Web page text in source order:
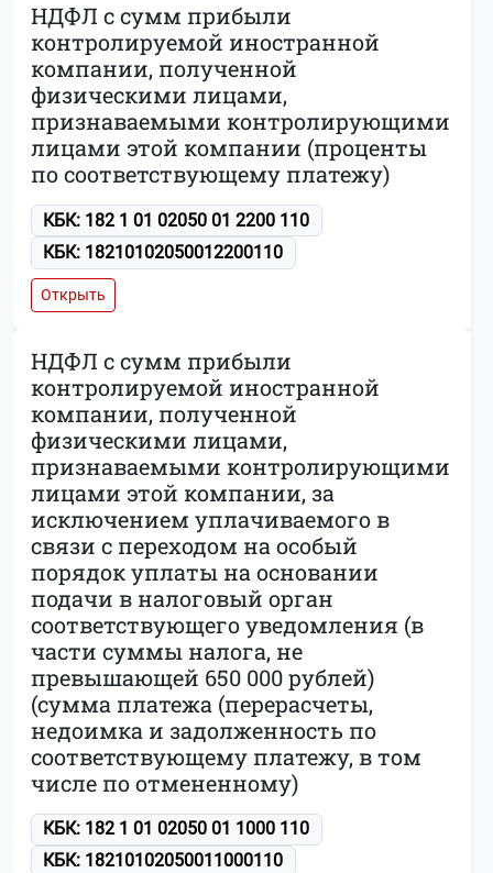
НДФЛ с сумм прибыли
контролируемой иностранной
компании, полученной
физическими лицами,
признаваемыми контролирующими
лицами этой компании (проценты
по соответствующему платежу)
КБК: 182 1 01 02050 01 2200 110
КБК: 18210102050012200110
Открыть
НДФЛ с сумм прибыли
контролируемой иностранной
компании, полученной
физическими лицами,
признаваемыми контролирующими
лицами этой компании, за
исключением уплачиваемого в
связи с переходом на особый
порядок уплаты на основании
подачи в налоговый орган
соответствующего уведомления (в
части суммы налога, не
превышающей 650 000 рублей)
(сумма платежа (перерасчеты,
недоимка и задолженность по
соответствующему платежу, в том
числе по отмененному)
КБК: 182 1 01 02050 01 1000 110
КБК: 18210102050011000110